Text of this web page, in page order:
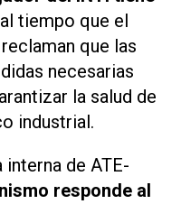
tiempo que el
que las
necesarias
la salud de
industrial.
interna de ATE-
responde al